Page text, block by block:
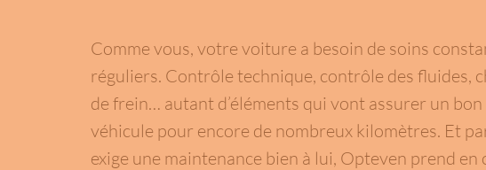
Comme vous, votre voiture a besoin de soins
réguliers. Contrôle technique, contrôle des fluides,
de frein… autant d’éléments qui vont assurer un
véhicule pour encore de nombreux kilomètres. Et
exige une maintenance bien à lui, Opteven prend